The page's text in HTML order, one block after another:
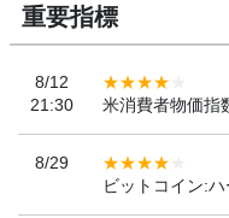
重要指標
8/12
21:30
米消費者物価指
8/29
ビットコイン: